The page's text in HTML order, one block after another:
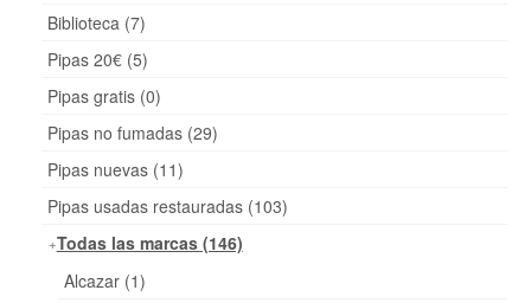
Biblioteca (7)
Pipas 20€ (5)
Pipas gratis (0)
Pipas no fumadas (29)
Pipas nuevas (11)
Pipas usadas restauradas (103)
Todas las marcas (146)
Alcazar (1)